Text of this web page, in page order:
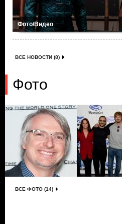
Фото/Видео
ВСЕ НОВОСТИ (8)
Фото
ВСЕ ФОТО (14)